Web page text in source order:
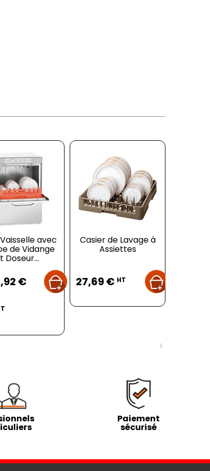
avec
de Vidange
Doseur...
€
Casier de Lavage à
Assiettes
27,69 € HT
›
Paiement
sécurisé